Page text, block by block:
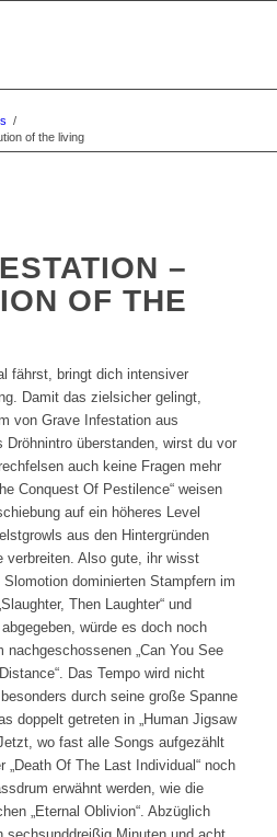
/
of the living
–
OF THE
fährst, bringt dich intensiver
Damit das zielsicher gelingt,
von Grave Infestation aus
überstanden, wirst du vor
auch keine Fragen mehr
Conquest Of Pestilence“ weisen
auf ein höheres Level
aus den Hintergründen
verbreiten. Also gute, ihr wisst
dominierten Stampfern im
Then Laughter“ und
würde es doch noch
nachgeschossenen „Can You See
Das Tempo wird nicht
durch seine große Spanne
doppelt getreten in „Human Jigsaw
wo fast alle Songs aufgezählt
Of The Last Individual“ noch
erwähnt werden, wie die
„Eternal Oblivion“. Abzüglich